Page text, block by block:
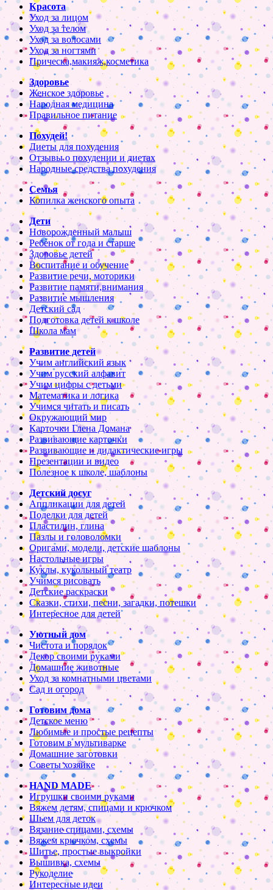
Красота
Уход за лицом
Уход за телом
Уход за волосами
Уход за ногтями
Прическа,макияж,косметика
Здоровье
Женское здоровье
Народная медицина
Правильное питание
Похудей!
Диеты для похудения
Отзывы о похудении и диетах
Народные средства похудения
Семья
Копилка женского опыта
Дети
Новорожденный малыш
Ребенок от года и старше
Здоровье детей
Воспитание и обучение
Развитие речи, моторики
Развитие памяти,внимания
Развитие мышления
Детский сад
Подготовка детей к школе
Школа мам
Развитие детей
Учим английский язык
Учим русский алфавит
Учим цифры с детьми
Математика и логика
Учимся читать и писать
Окружающий мир
Карточки Глена Домана
Развивающие карточки
Развивающие и дидактические игры
Презентации и видео
Полезное к школе, шаблоны
Детский досуг
Аппликации для детей
Поделки для детей
Пластилин, глина
Пазлы и головоломки
Оригами, модели, детские шаблоны
Настольные игры
Куклы, кукольный театр
Учимся рисовать
Детские раскраски
Сказки, стихи, песни, загадки, потешки
Интересное для детей
Уютный дом
Чистота и порядок
Декор своими руками
Домашние животные
Уход за комнатными цветами
Сад и огород
Готовим дома
Детское меню
Любимые и простые рецепты
Готовим в мультиварке
Домашние заготовки
Советы хозяйке
HAND MADE
Игрушки своими руками
Вяжем детям, спицами и крючком
Шьем для деток
Вязание спицами, схемы
Вяжем крючком, схемы
Шитье, простые выкройки
Вышивка, схемы
Рукоделие
Интересные идеи